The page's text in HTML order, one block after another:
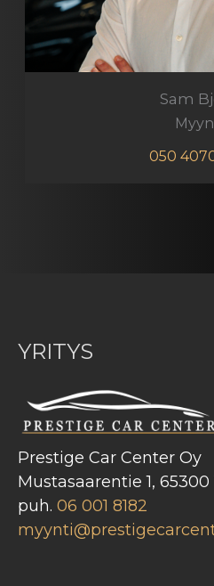
Sam
050
YRITYS
Prestige Car Center Oy
Mustasaarentie 1, 65300
puh. 06 001 8182